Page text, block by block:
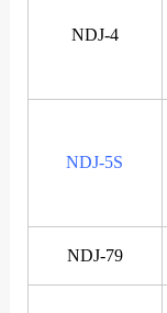
NDJ-4
NDJ-5S
NDJ-79